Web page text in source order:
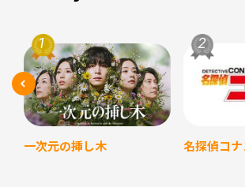
一次元の挿し木 名探偵コナ